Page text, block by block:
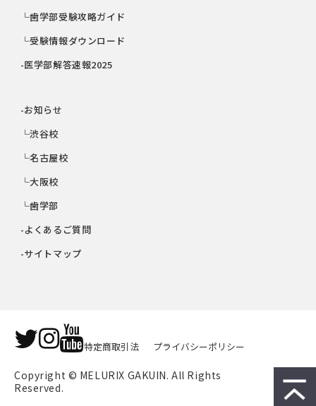
└歯学部受験攻略ガイド
└受験情報ダウンロード
-医学部解答速報2025
-お知らせ
└渋谷校
└名古屋校
└大阪校
└歯学部
-よくあるご質問
-サイトマップ
特定商取引法 プライバシーポリシー
Copyright © MELURIX GAKUIN. All Rights
Reserved.